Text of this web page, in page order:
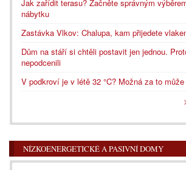
Jak zařídit terasu? Začněte správným
nábytku
Zastávka Vlkov: Chalupa, kam přijedete
Dům na stáří si chtěli postavit jen jednou.
nepodcenili
V podkroví je v létě 32 °C? Možná za to
NÍZKOENERGETICKÉ A PASIVNÍ DOMY